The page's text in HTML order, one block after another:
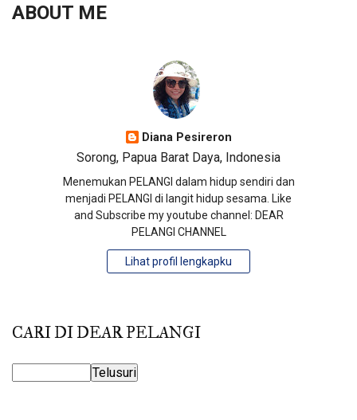
ABOUT ME
Diana Pesireron
Sorong, Papua Barat Daya, Indonesia
Menemukan PELANGI dalam hidup sendiri dan
menjadi PELANGI di langit hidup sesama. Like
and Subscribe my youtube channel: DEAR
PELANGI CHANNEL
Lihat profil lengkapku
CARI DI DEAR PELANGI